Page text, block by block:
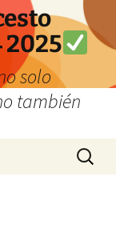
2025
solo
también
Buscar: